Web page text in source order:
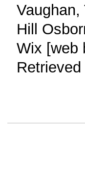
Hill
Wix [web